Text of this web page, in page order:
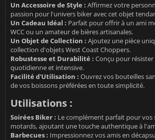
Un Accessoire de Style : Affirmez votre
passion pour l'univers biker avec cet objet
Un Cadeau Idéal : Parfait pour offrir à un ami
WCC ou un amateur de bières artisanales.
Un Objet de Collection : Ajoutez une pièce
collection d'objets West Coast Choppers.
Robustesse et Durabilité : Conçu pour
quotidienne et intensive.
Facilité d'Utilisation : Ouvrez vos bouteilles
de vos boissons préférées en toute simplicité.
Utilisations :
Soirées Biker : Le complément parfait pour vos
motards, ajoutant une touche authentique à
Barbecues : Impressionnez vos amis en